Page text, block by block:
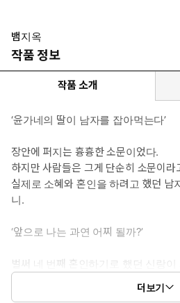
된다. 자신을 위로해주는 이석의 눈빛
해도 남매 간의 우애가 깊다고 믿는다.
*이럴 때 보세요 : 한 여자만을 바라보
*공감 글귀 :
“은애하고 있어, 누이를.”
다정히 연정을 속삭여오는 목소리를 시
문이 열렸다.
뱀지옥
작품 정보
작품 소개
‘윤가네의 딸이 남자를 잡아먹는다’
장안에 퍼지는 흉흉한 소문이었다.
하지만 사람들은 그게 단순히 소문이라
실제로 소혜와 혼인을 하려고 했던 남
니.
‘앞으로 나는 과연 어찌 될까?’
벌써 네 번째 혼인하기로 했던 신랑이
더보기